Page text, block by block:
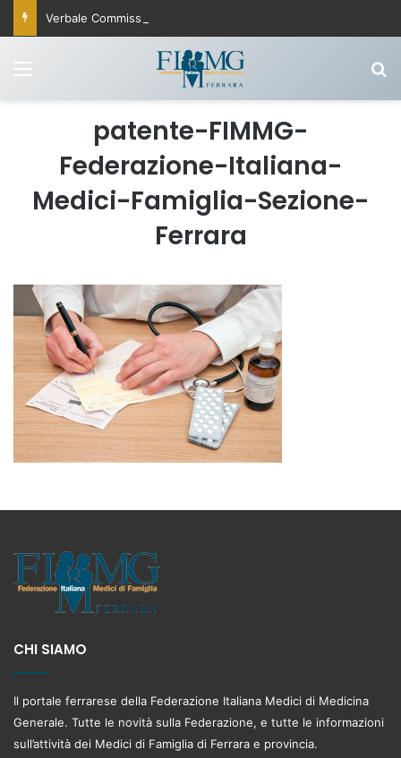
Verbale Commissione Fisco 25 settembre 2025
patente-FIMMG-
Federazione-Italiana-
Medici-Famiglia-Sezione-
Ferrara
CHI SIAMO
Il portale ferrarese della Federazione Italiana Medici di Medicina
Generale. Tutte le novità sulla Federazione, e tutte le informazioni
sull’attività dei Medici di Famiglia di Ferrara e provincia.